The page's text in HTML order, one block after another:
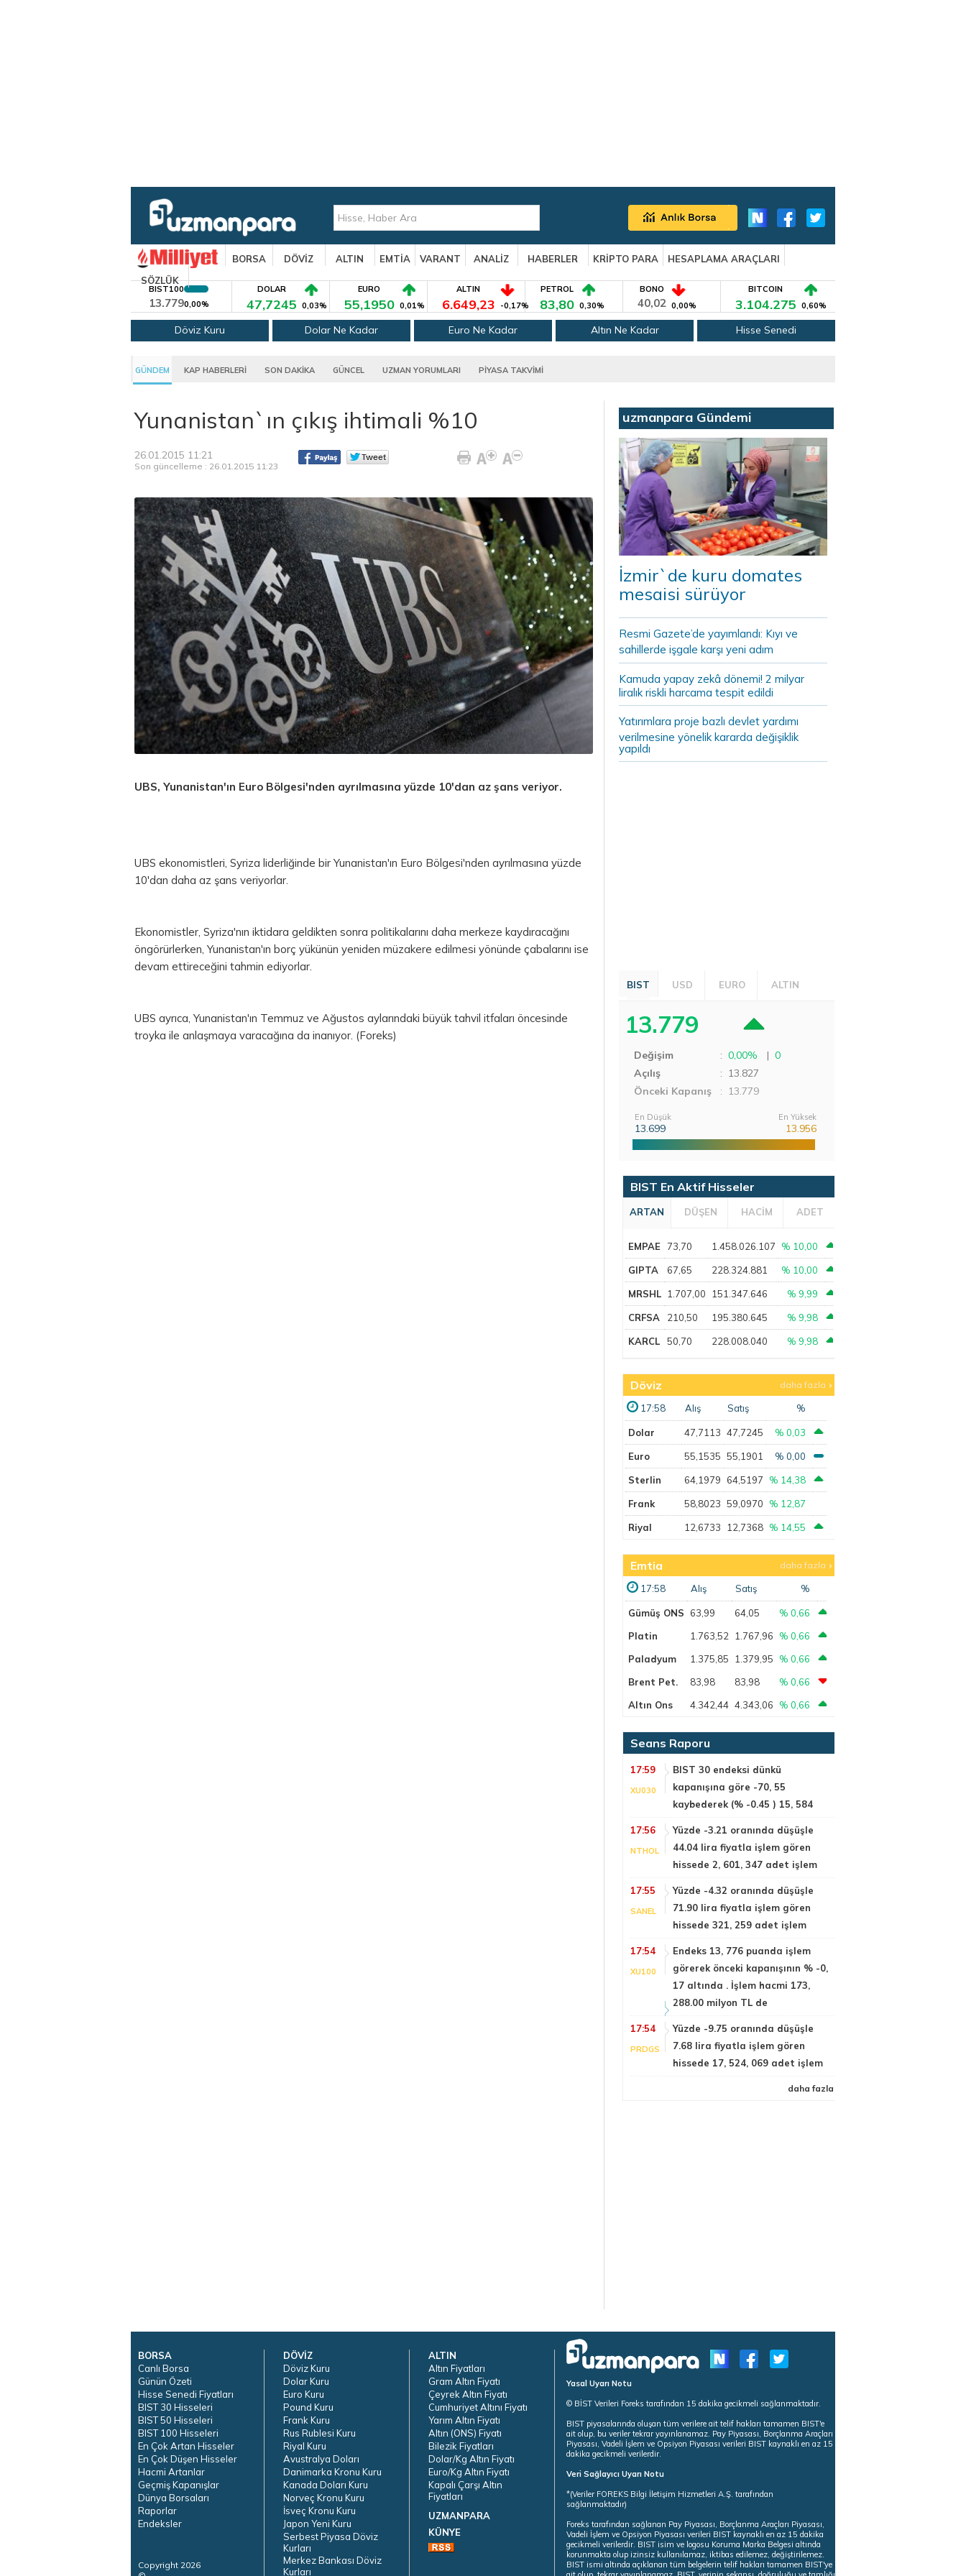
BORSA DÖVİZ ALTIN EMTİA VARANT ANALİZ HABERLER KRİPTO PARA
HESAPLAMA ARAÇLARI
SÖZLÜK
BIST100
13.7790,00%
DOLAR
47,7245 0,03%
EURO
55,1950 0,01%
ALTIN
6.649,23 -0,17%
PETROL
83,80 0,30%
BONO
40,02 0,00%
BITCOIN
3.104.275 0,60%
Döviz Kuru Dolar Ne Kadar Euro Ne Kadar Altın Ne Kadar Hisse Senedi
GÜNDEM KAP HABERLERİ SON DAKİKA GÜNCEL UZMAN YORUMLARI PİYASA TAKVİMİ
Yunanistan`ın çıkış ihtimali %10
26.01.2015 11:21
Son güncelleme : 26.01.2015 11:23
UBS, Yunanistan'ın Euro Bölgesi'nden ayrılmasına yüzde 10'dan az şans veriyor.
UBS ekonomistleri, Syriza liderliğinde bir Yunanistan'ın Euro Bölgesi'nden ayrılmasına yüzde
10'dan daha az şans veriyorlar.
Ekonomistler, Syriza'nın iktidara geldikten sonra politikalarını daha merkeze kaydıracağını
öngörürlerken, Yunanistan'ın borç yükünün yeniden müzakere edilmesi yönünde çabalarını ise
devam ettireceğini tahmin ediyorlar.
UBS ayrıca, Yunanistan'ın Temmuz ve Ağustos aylarındaki büyük tahvil itfaları öncesinde
troyka ile anlaşmaya varacağına da inanıyor. (Foreks)
uzmanpara Gündemi
İzmir`de kuru domates
mesaisi sürüyor
Resmi Gazete’de yayımlandı: Kıyı ve
sahillerde işgale karşı yeni adım
Kamuda yapay zekâ dönemi! 2 milyar
liralık riskli harcama tespit edildi
Yatırımlara proje bazlı devlet yardımı
verilmesine yönelik kararda değişiklik
yapıldı
BIST USD EURO ALTIN
13.779
Değişim : 0,00% | 0
Açılış
: 13.827
Önceki Kapanış
: 13.779
En Düşük
13.699
En Yüksek
13.956
BIST En Aktif Hisseler
ARTAN DÜŞEN HACİM ADET
EMPAE 73,70 1.458.026.107 % 10,00
GIPTA 67,65 228.324.881 % 10,00
MRSHL 1.707,00 151.347.646 % 9,99
CRFSA 210,50 195.380.645 % 9,98
KARCL 50,70 228.008.040 % 9,98
Döviz daha fazla
17:58 Alış Satış %
Dolar 47,7113 47,7245 % 0,03
Euro 55,1535 55,1901 % 0,00
Sterlin 64,1979 64,5197 % 14,38
Frank 58,8023 59,0970 % 12,87
Riyal 12,6733 12,7368 % 14,55
Emtia daha fazla
17:58 Alış Satış %
Gümüş ONS 63,99 64,05
% 0,66
Platin
1.763,52 1.767,96
% 0,66
Paladyum
1.375,85 1.379,95
% 0,66
Brent Pet.
83,98 83,98
% 0,66
Altın Ons
4.342,44 4.343,06 % 0,66
Seans Raporu
17:59
XU030
BIST 30 endeksi dünkü
kapanışına göre -70, 55
kaybederek (% -0.45 ) 15, 584
17:56
NTHOL
Yüzde -3.21 oranında düşüşle
44.04 lira fiyatla işlem gören
hissede 2, 601, 347 adet işlem
17:55
SANEL
Yüzde -4.32 oranında düşüşle
71.90 lira fiyatla işlem gören
hissede 321, 259 adet işlem
17:54
XU100
Endeks 13, 776 puanda işlem
görerek önceki kapanışının % -0,
17 altında . İşlem hacmi 173,
288.00 milyon TL de
17:54
PRDGS
Yüzde -9.75 oranında düşüşle
7.68 lira fiyatla işlem gören
hissede 17, 524, 069 adet işlem
daha fazla
BORSA
Canlı Borsa
Günün Özeti
Hisse Senedi Fiyatları
BIST 30 Hisseleri
BIST 50 Hisseleri
BIST 100 Hisseleri
En Çok Artan Hisseler
En Çok Düşen Hisseler
Hacmi Artanlar
Geçmiş Kapanışlar
Dünya Borsaları
Raporlar
Endeksler
Copyright 2026
DÖVİZ
Döviz Kuru
Dolar Kuru
Euro Kuru
Pound Kuru
Frank Kuru
Rus Rublesi Kuru
Riyal Kuru
Avustralya Doları
Danimarka Kronu Kuru
Kanada Doları Kuru
Norveç Kronu Kuru
İsveç Kronu Kuru
Japon Yeni Kuru
Serbest Piyasa Döviz
Kurları
Merkez Bankası Döviz
Kurları
ALTIN
Altın Fiyatları
Gram Altın Fiyatı
Çeyrek Altın Fiyatı
Cumhuriyet Altını Fiyatı
Yarım Altın Fiyatı
Altın (ONS) Fiyatı
Bilezik Fiyatları
Dolar/Kg Altın Fiyatı
Euro/Kg Altın Fiyatı
Kapalı Çarşı Altın
Fiyatları
UZMANPARA
KÜNYE
Yasal Uyarı Notu
© BİST Verileri Foreks tarafından 15 dakika gecikmeli sağlanmaktadır.
BIST piyasalarında oluşan tüm verilere ait telif hakları tamamen BIST'e
ait olup, bu veriler tekrar yayınlanamaz. Pay Piyasası, Borçlanma Araçları
Piyasası, Vadeli İşlem ve Opsiyon Piyasası verileri BIST kaynaklı en az 15
dakika gecikmeli verilerdir.
Veri Sağlayıcı Uyarı Notu
*(Veriler FOREKS Bilgi İletişim Hizmetleri A.Ş. tarafından
sağlanmaktadır)
Foreks tarafından sağlanan Pay Piyasası, Borçlanma Araçları Piyasası,
Vadeli İşlem ve Opsiyon Piyasası verileri BIST kaynaklı en az 15 dakika
gecikmeli verilerdir. BIST isim ve logosu Koruma Marka Belgesi altında
korunmakta olup izinsiz kullanılamaz, iktibas edilemez, değiştirilemez.
BIST ismi altında açıklanan tüm belgelerin telif hakları tamamen BIST'ye